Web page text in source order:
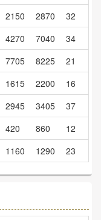
2150 2870
32
4270 7040
34
7705 8225
21
1615 2200
16
2945 3405
37
420 860
12
1160 1290 23